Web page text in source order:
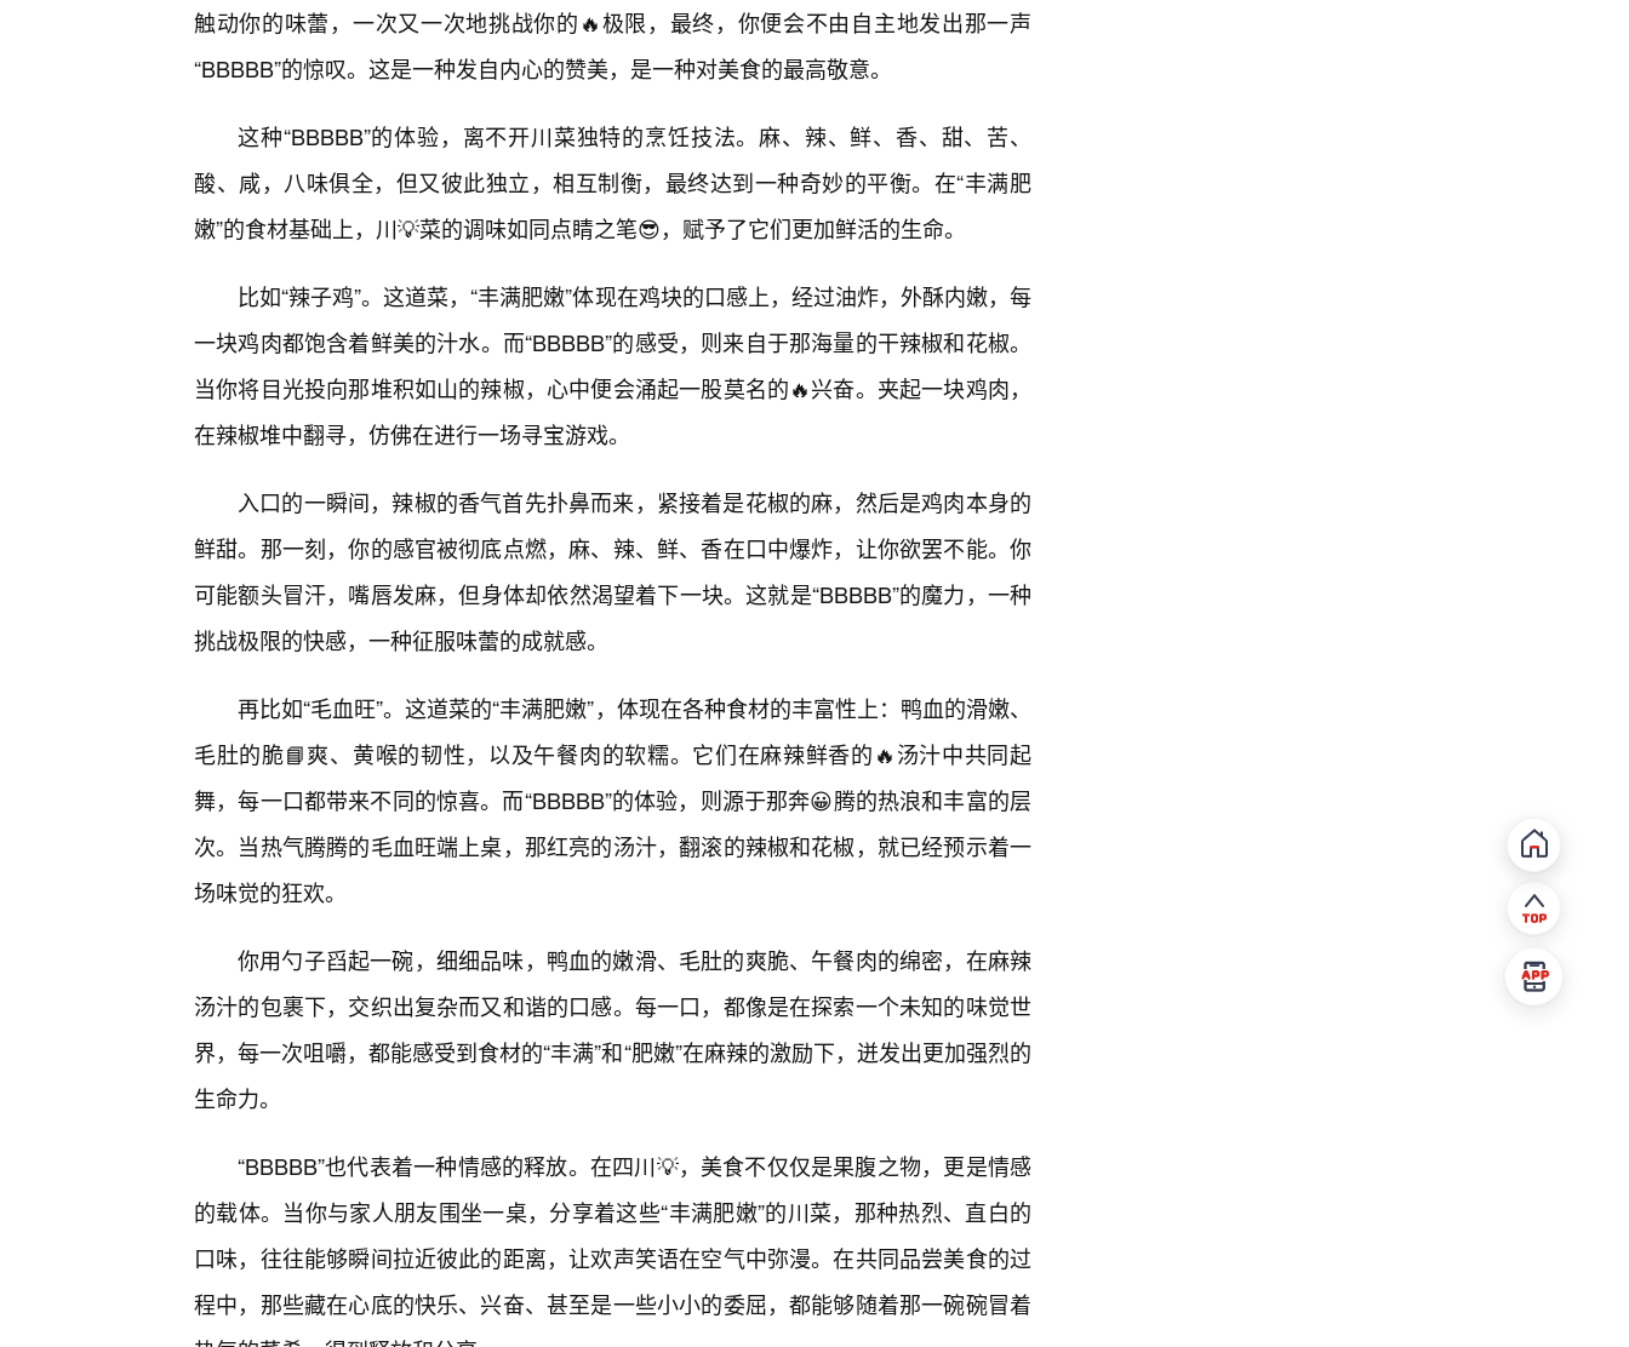
触动你的味蕾，一次又一次地挑战你的🔥极限，最终，你便会不由自主地发出那一声
“BBBBB”的惊叹。这是一种发自内心的赞美，是一种对美食的最高敬意。
这种“BBBBB”的体验，离不开川菜独特的烹饪技法。麻、辣、鲜、香、甜、苦、
酸、咸，八味俱全，但又彼此独立，相互制衡，最终达到一种奇妙的平衡。在“丰满肥
嫩”的食材基础上，川💡菜的调味如同点睛之笔😎，赋予了它们更加鲜活的生命。
比如“辣子鸡”。这道菜，“丰满肥嫩”体现在鸡块的口感上，经过油炸，外酥内嫩，每
一块鸡肉都饱含着鲜美的汁水。而“BBBBB”的感受，则来自于那海量的干辣椒和花椒。
当你将目光投向那堆积如山的辣椒，心中便会涌起一股莫名的🔥兴奋。夹起一块鸡肉，
在辣椒堆中翻寻，仿佛在进行一场寻宝游戏。
入口的一瞬间，辣椒的香气首先扑鼻而来，紧接着是花椒的麻，然后是鸡肉本身的
鲜甜。那一刻，你的感官被彻底点燃，麻、辣、鲜、香在口中爆炸，让你欲罢不能。你
可能额头冒汗，嘴唇发麻，但身体却依然渴望着下一块。这就是“BBBBB”的魔力，一种
挑战极限的快感，一种征服味蕾的成就感。
再比如“毛血旺”。这道菜的“丰满肥嫩”，体现在各种食材的丰富性上：鸭血的滑嫩、
毛肚的脆📘爽、黄喉的韧性，以及午餐肉的软糯。它们在麻辣鲜香的🔥汤汁中共同起
舞，每一口都带来不同的惊喜。而“BBBBB”的体验，则源于那奔😀腾的热浪和丰富的层
次。当热气腾腾的毛血旺端上桌，那红亮的汤汁，翻滚的辣椒和花椒，就已经预示着一
场味觉的狂欢。
你用勺子舀起一碗，细细品味，鸭血的嫩滑、毛肚的爽脆、午餐肉的绵密，在麻辣
汤汁的包裹下，交织出复杂而又和谐的口感。每一口，都像是在探索一个未知的味觉世
界，每一次咀嚼，都能感受到食材的“丰满”和“肥嫩”在麻辣的激励下，迸发出更加强烈的
生命力。
“BBBBB”也代表着一种情感的释放。在四川💡，美食不仅仅是果腹之物，更是情感
的载体。当你与家人朋友围坐一桌，分享着这些“丰满肥嫩”的川菜，那种热烈、直白的
口味，往往能够瞬间拉近彼此的距离，让欢声笑语在空气中弥漫。在共同品尝美食的过
程中，那些藏在心底的快乐、兴奋、甚至是一些小小的委屈，都能够随着那一碗碗冒着